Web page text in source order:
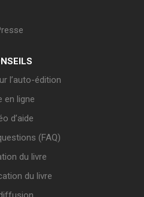
l’auto-édition
en ligne
d’aide
(FAQ)
du livre
du livre